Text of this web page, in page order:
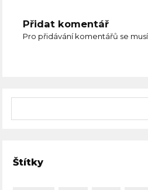
Přidat komentář
Pro přidávání komentářů se
Štítky